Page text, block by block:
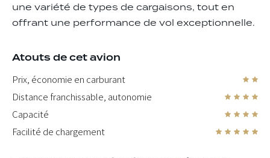
une variété de types de cargaisons, tout en
offrant une performance de vol exceptionnelle.
Atouts de cet avion
Prix, économie en carburant
Distance franchissable, autonomie
Capacité
Facilité de chargement